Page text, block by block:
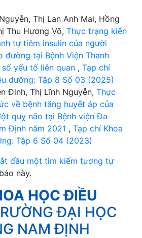
Thị Lan Anh Mai, Hồng
Thu Hương Võ, Thực trạng kiến
tự tiêm insulin của người
đường tại Bệnh Viện Thanh
yếu tố liên quan , Tạp chí
dưỡng: Tập 8 Số 03 (2025)
Đinh, Thị Lĩnh Nguyễn, Thực
về bệnh tăng huyết áp của
quỵ não tại Bệnh viện Đa
Định năm 2021 , Tạp chí Khoa
Tập 6 Số 04 (2023)
đầu một tìm kiếm tương tự
này.
HỌC ĐIỀU
ĐẠI HỌC
NAM ĐỊNH